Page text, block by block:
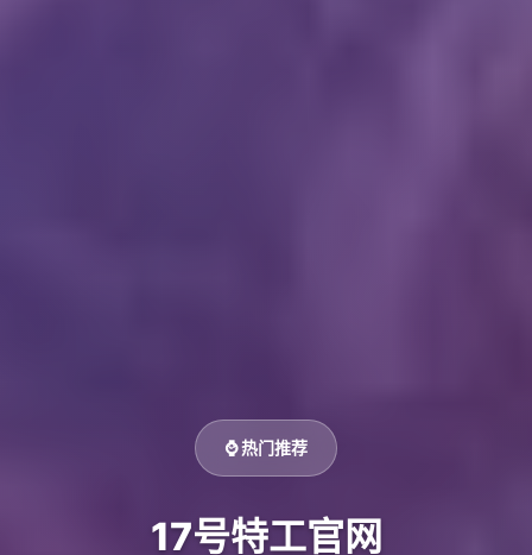
⌚ 热门推荐
17号特工官网